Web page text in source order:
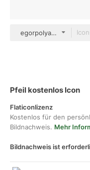
egorpolyakov Others
Pfeil kostenlos Icon
Flaticonlizenz
Kostenlos für den
Bildnachweis. Mehr
Bildnachweis ist